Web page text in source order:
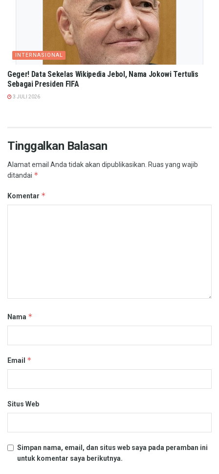
INTERNASIONAL
Geger! Data Sekelas Wikipedia Jebol, Nama Jokowi Tertulis
Sebagai Presiden FIFA
3 JULI 2026
Tinggalkan Balasan
Alamat email Anda tidak akan dipublikasikan. Ruas yang wajib
ditandai *
Komentar *
Nama *
Email *
Situs Web
Simpan nama, email, dan situs web saya pada peramban ini
untuk komentar saya berikutnya.